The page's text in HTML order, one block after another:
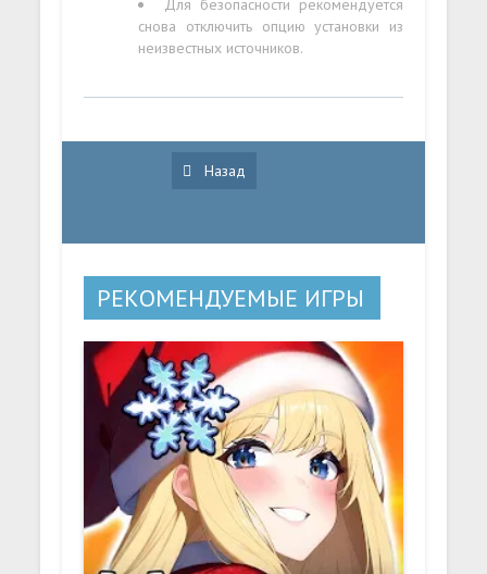
Для безопасности рекомендуется
снова отключить опцию установки из
неизвестных источников.
Назад
РЕКОМЕНДУЕМЫЕ ИГРЫ